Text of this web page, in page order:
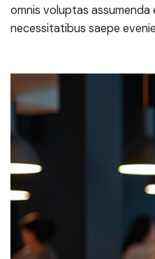
omnis voluptas
necessitatibus saepe